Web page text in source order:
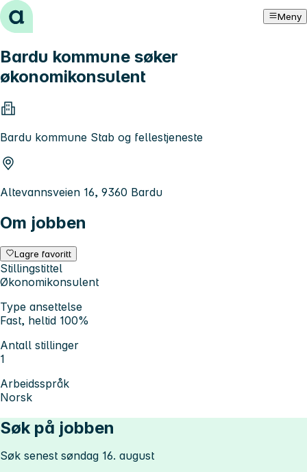
Hopp til innhold Meny
Bardu kommune søker
økonomikonsulent
Bardu kommune Stab og fellestjeneste
Altevannsveien 16, 9360 Bardu
Om jobben
Lagre favoritt
Stillingstittel
Økonomikonsulent
Type ansettelse
Fast, heltid 100%
Antall stillinger
1
Arbeidsspråk
Norsk
Søk på jobben
Søk senest søndag 16. august